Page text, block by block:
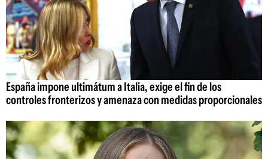
España impone ultimátum a Italia, exige el fin de los
controles fronterizos y amenaza con medidas proporcionales